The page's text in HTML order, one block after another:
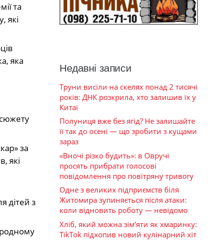
та
які
яка
сюжету
за
які
дітей з
Недавні записи
Труни висіли на скелях понад 2 тисячі
років: ДНК розкрила, хто залишив їх у
Китаї
Полуниця вже без ягід? Не залишайте
її так до осені — що зробити з кущами
зараз
«Вночі різко будить»: в Овручі
просять прибрати голосові
повідомлення про повітряну тривогу
Одне з великих підприємств біля
Житомира зупиняється після атаки:
коли відновить роботу — невідомо
Хліб, який можна зім’яти як хмаринку:
TikTok підхопив новий кулінарний хіт